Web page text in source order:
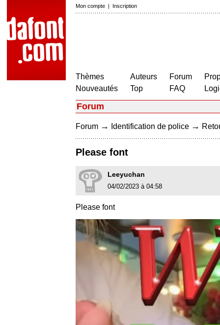
Mon compte | Inscription
Thèmes
Nouveautés
Auteurs
Top
Forum
FAQ
Forum
Forum → Identification de police →
Please font
Leeyuchan
04/02/2023 à 04:58
Please font